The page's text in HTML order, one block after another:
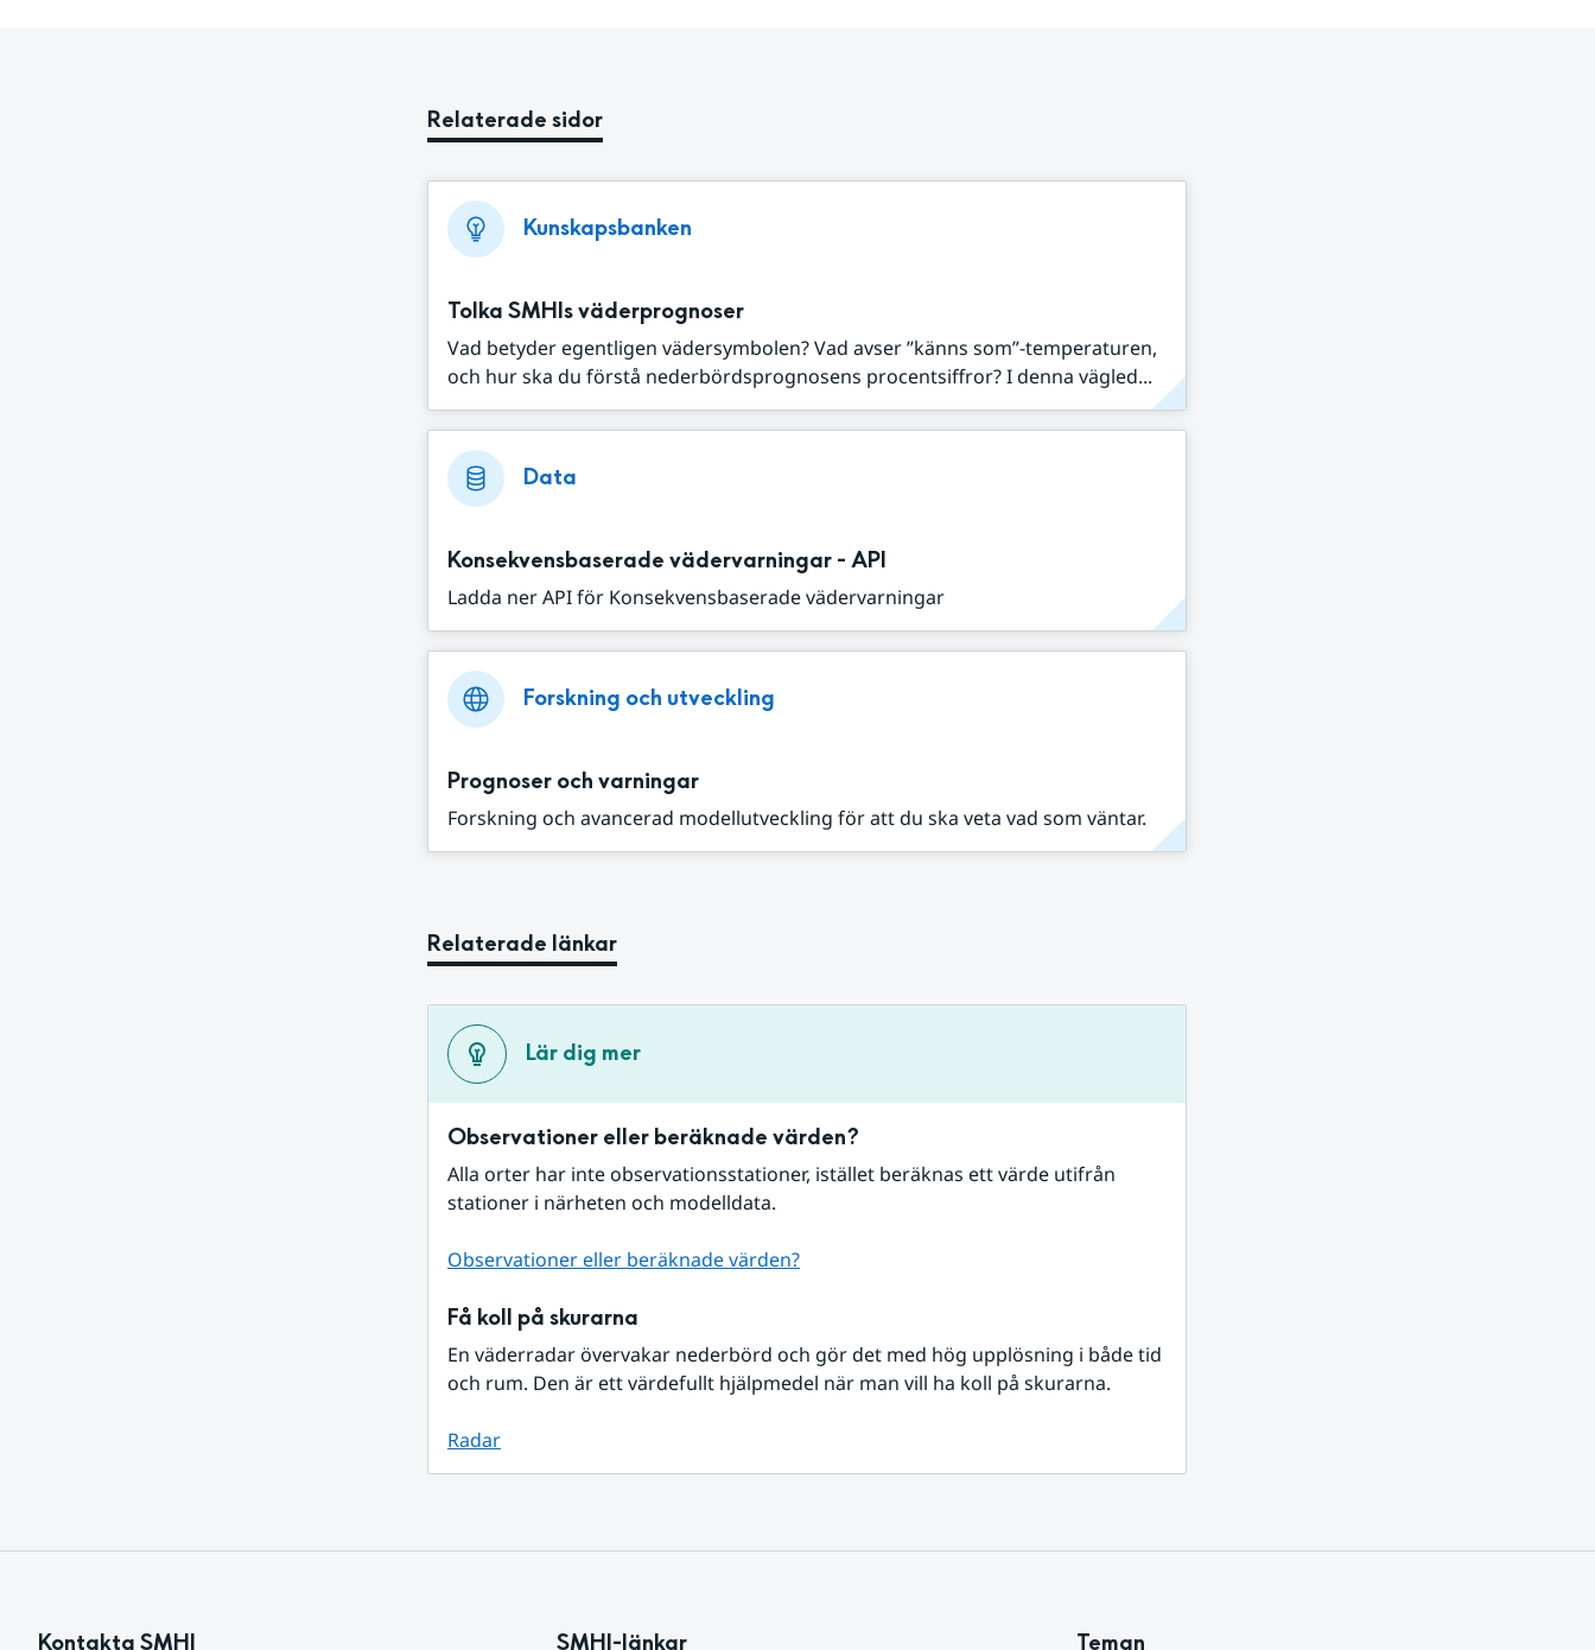
Relaterade sidor
Kunskapsbanken
Tolka SMHIs väderprognoser
Vad betyder egentligen vädersymbolen? Vad avser ”känns som”-temperaturen,
och hur ska du förstå nederbördsprognosens procentsiffror? I denna vägled...
Data
Konsekvensbaserade vädervarningar - API
Ladda ner API för Konsekvensbaserade vädervarningar
Forskning och utveckling
Prognoser och varningar
Forskning och avancerad modellutveckling för att du ska veta vad som väntar.
Relaterade länkar
Lär dig mer
Observationer eller beräknade värden?
Alla orter har inte observationsstationer, istället beräknas ett värde utifrån
stationer i närheten och modelldata.
Observationer eller beräknade värden?
Få koll på skurarna
En väderradar övervakar nederbörd och gör det med hög upplösning i både tid
och rum. Den är ett värdefullt hjälpmedel när man vill ha koll på skurarna.
Radar
Kontakta SMHI SMHI-länkar Teman